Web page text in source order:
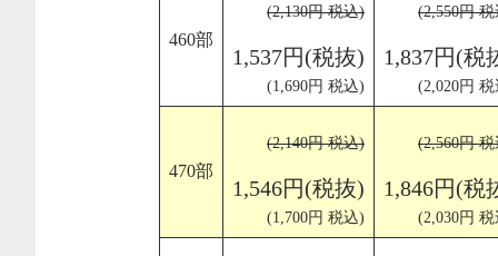
460部
(2,130円 税込)
1,537円(税抜)
(1,690円 税込)
(2,550円
1,837円(税
(2,020円
470部
(2,140円 税込)
1,546円(税抜)
(1,700円 税込)
(2,560円
1,846円(税
(2,030円